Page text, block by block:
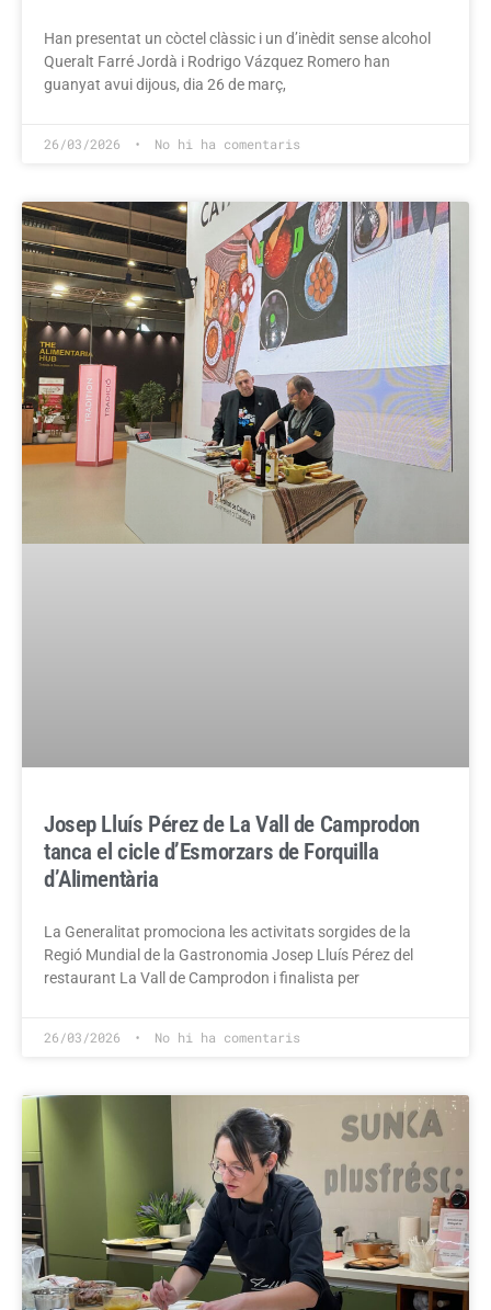
Han presentat un còctel clàssic i un d’inèdit sense alcohol
Queralt Farré Jordà i Rodrigo Vázquez Romero han
guanyat avui dijous, dia 26 de març,
26/03/2026 No hi ha comentaris
Josep Lluís Pérez de La Vall de Camprodon
tanca el cicle d’Esmorzars de Forquilla
d’Alimentària
La Generalitat promociona les activitats sorgides de la
Regió Mundial de la Gastronomia Josep Lluís Pérez del
restaurant La Vall de Camprodon i finalista per
26/03/2026 No hi ha comentaris